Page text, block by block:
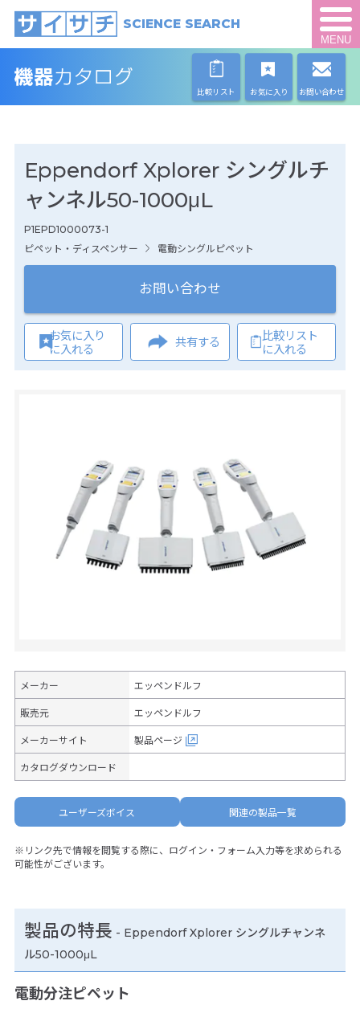
SCIENCE SEARCH
MENU
比較リスト お気に入り お問い合わせ
Eppendorf Xplorer シングルチ
ャンネル50-1000μL
P1EPD1000073-1
ピペット・ディスペンサー
電動シングルピペット
お問い合わせ
お気に入り
に入れる
共有する
比較リスト
に入れる
メーカー エッペンドルフ
販売元 エッペンドルフ
メーカーサイト 製品ページ
カタログダウンロード
ユーザーズボイス 関連の製品一覧
※リンク先で情報を閲覧する際に、ログイン・フォーム入力等を求められる
可能性がございます。
製品の特長 - Eppendorf Xplorer シングルチャンネ
ル50-1000μL
電動分注ピペット